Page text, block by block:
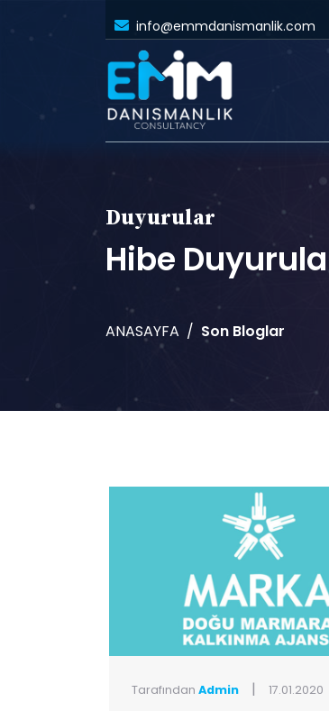
info@emmdanismanlik.com
Duyurular
Hibe
ANASAYFA Son Bloglar
Tarafından Admin | 17.01.2020